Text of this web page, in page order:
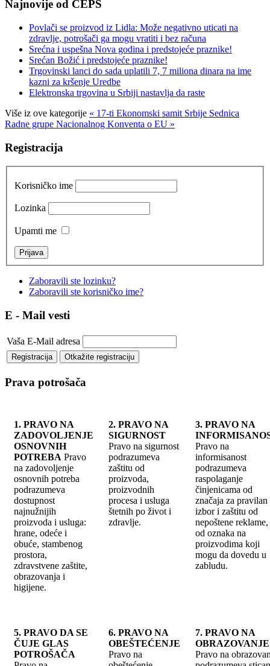
Najnovije od CEPS
Povlači se proizvod iz Lidla: Može negativno uticati na
zdravlje, potrošači ga mogu vratiti i bez računa
Srećna i uspešna Nova godina i predstojeće praznike!
Srećan Božić i predstojeće praznike!
Trgovinski lanci do sada uplatili 7, 7 miliona dinara na ime
kazni za kršenje Uredbe
Elektronska trgovina u Srbiji nastavlja da raste
Više iz ove kategorije « 17-ti Ekonomski samit Srbije Sednica
Radne grupe Nacionalnog Konventa o EU »
Registracija
Korisničko ime
Lozinka
Upamti me
Zaboravili ste lozinku?
Zaboravili ste korisničko ime?
E - Mail vesti
Vaša E-Mail adresa
Prava potrošača
1. PRAVO NA
ZADOVOLJENJE
OSNOVNIH
POTREBA Pravo
na zadovoljenje
osnovnih potreba
podrazumeva
dostupnost
najnužnijih
proizvoda i usluga:
hrane, odeće i
obuće, stambenog
prostora,
zdravstvene zaštite,
obrazovanja i
higijene.
2. PRAVO NA
SIGURNOST
Pravo na sigurnost
podrazumeva
zaštitu od
proizvoda,
proizvodnih
procesa i usluga
štetnih po život i
zdravlje.
3. PRAVO NA
Pravo na
informisanost
podrazumeva
raspolaganje
činjenicama od
značaja za pravilan
izbor i zaštitu od
nepoštene
od oznaka na
proizvodima koji
mogu da dovedu u
zabludu.
5. PRAVO DA SE
ČUJE GLAS
POTROŠAČA
6. PRAVO NA
OBEŠTEĆENJE
Pravo na
7. PRAVO NA
OBRAZOVANJE
Pravo na